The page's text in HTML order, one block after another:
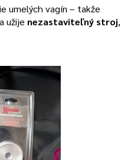
umelých vagín – takže
užije nezastaviteľný stroj,